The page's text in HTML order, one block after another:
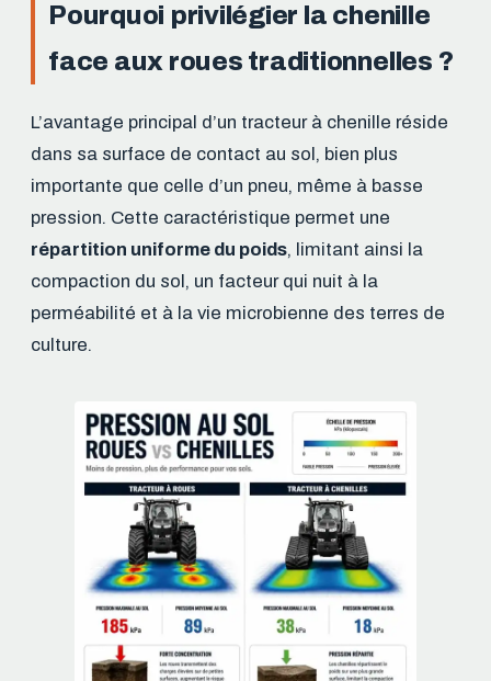
Pourquoi privilégier la chenille
face aux roues traditionnelles ?
L’avantage principal d’un tracteur à chenille réside
dans sa surface de contact au sol, bien plus
importante que celle d’un pneu, même à basse
pression. Cette caractéristique permet une
répartition uniforme du poids, limitant ainsi la
compaction du sol, un facteur qui nuit à la
perméabilité et à la vie microbienne des terres de
culture.